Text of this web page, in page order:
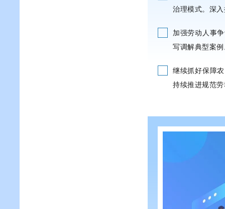
治理模式。深
加强劳动人事
写调解典型案
继续抓好保障
持续推进规范